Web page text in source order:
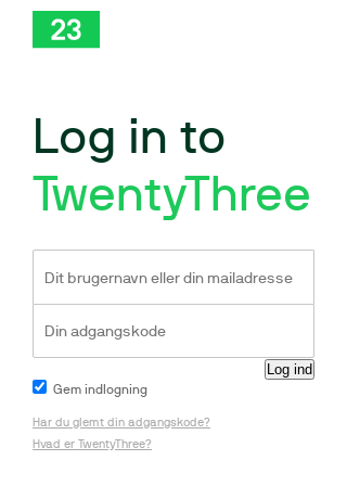
Log in to
TwentyThree
Gem indlogning
Har du glemt din adgangskode?
Hvad er TwentyThree?